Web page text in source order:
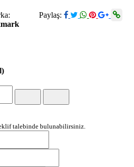
Paylaş:
talebinde bulunabilirsiniz.